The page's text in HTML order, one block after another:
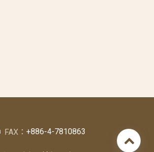
FAX：+886-4-7810863